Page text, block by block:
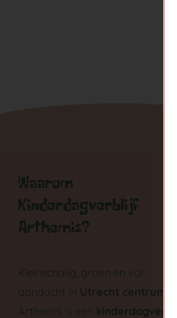
Waarom
Kinderdagverblijf
Arthemis?
Kleinschalig, groen en vol
aandacht in Utrecht centrum
Arthemis is een